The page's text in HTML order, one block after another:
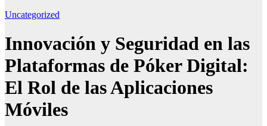
Uncategorized
Innovación y Seguridad en las
Plataformas de Póker Digital:
El Rol de las Aplicaciones
Móviles